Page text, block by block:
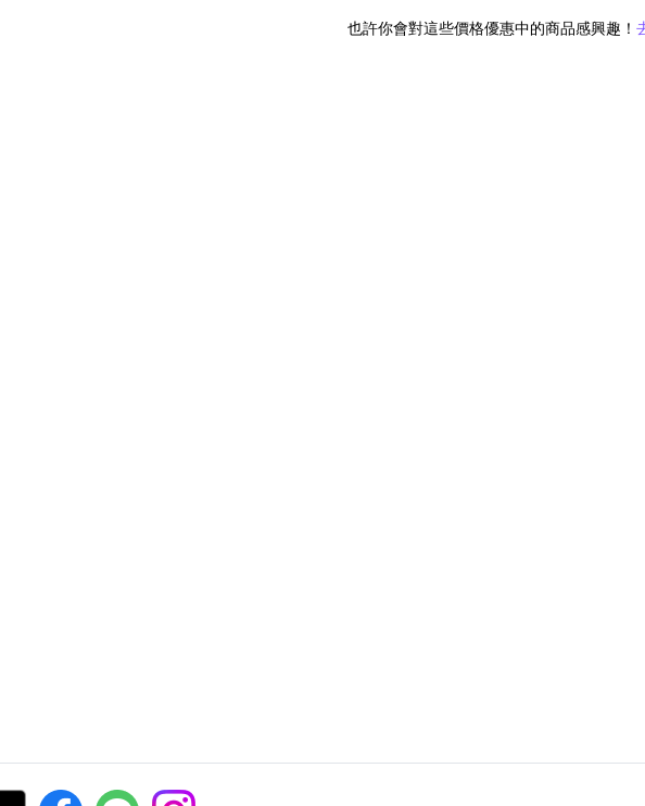
也許你會對這些價格優惠中的商品感興趣！